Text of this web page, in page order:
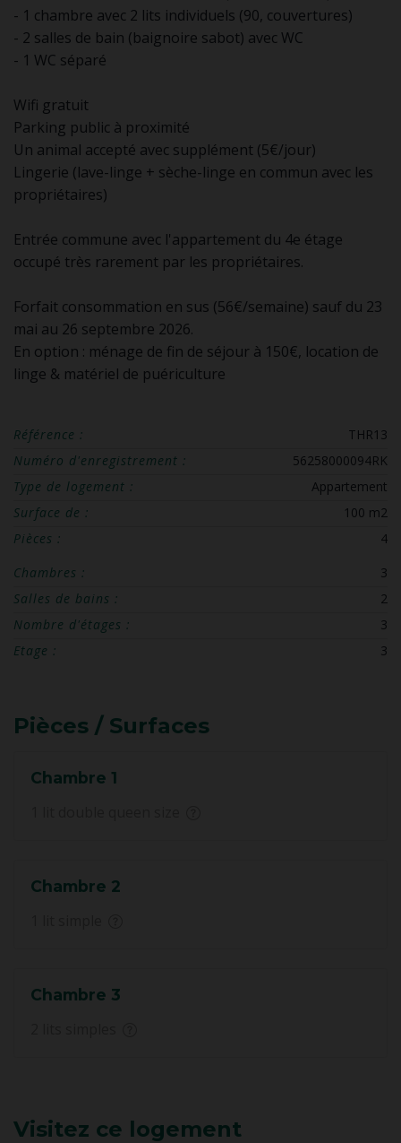
- 1 chambre avec 2 lits individuels (90, couvertures)
- 2 salles de bain (baignoire sabot) avec WC
- 1 WC séparé
Wifi gratuit
Parking public à proximité
Un animal accepté avec supplément (5€/jour)
Lingerie (lave-linge + sèche-linge en commun avec les
propriétaires)
Entrée commune avec l'appartement du 4e étage
occupé très rarement par les propriétaires.
Forfait consommation en sus (56€/semaine) sauf du 23
mai au 26 septembre 2026.
En option : ménage de fin de séjour à 150€, location de
linge & matériel de puériculture
Référence :
THR13
Numéro d'enregistrement :
56258000094RK
Type de logement :
Appartement
Surface de :
100 m2
Pièces :
4
Chambres :
3
Salles de bains :
2
Nombre d'étages :
3
Etage :
3
Pièces / Surfaces
Chambre 1
Chambre 2
Chambre 3
Visitez ce logement